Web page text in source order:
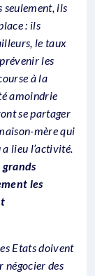
ils
: ils
le taux
les
à la
amoindrie
se partager
mère qui
lieu l’activité.
grands
les
Etats doivent
négocier des